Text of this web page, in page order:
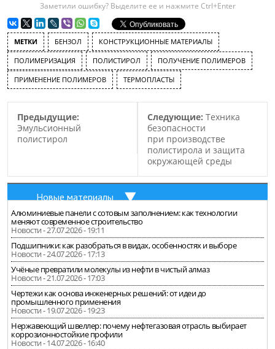
Заметили ошибку? Выделите ее и нажмите Ctrl+Enter
МЕТКИ БЕНЗОЛ КОНСТРУКЦИОННЫЕ МАТЕРИАЛЫ
ПОЛИМЕРИЗАЦИЯ ПОЛИСТИРОЛ ПОЛУЧЕНИЕ ПОЛИМЕРОВ
ПРИМЕНЕНИЕ ПОЛИМЕРОВ ТЕРМОПЛАСТЫ
Предыдущие:
Эмульсионный
полистирол
Следующие: Техника
безопасности
при производстве
полистирола и защита
окружающей среды
Новые материалы
Алюминиевые панели с сотовым заполнением: как технологии
меняют современное строительство
Новости - 27.07.2026 - 19:11
Подшипники: как разобраться в видах, особенностях и выборе
Новости - 24.07.2026 - 17:13
Учёные превратили молекулы из нефти в чистый алмаз
Новости - 21.07.2026 - 17:03
Чертежи как основа инженерных решений: от идеи до
промышленного применения
Новости - 19.07.2026 - 19:23
Нержавеющий швеллер: почему нефтегазовая отрасль выбирает
коррозионностойкие профили
Новости - 14.07.2026 - 16:40